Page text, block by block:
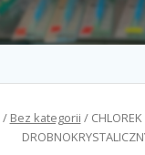
/ Bez kategorii /